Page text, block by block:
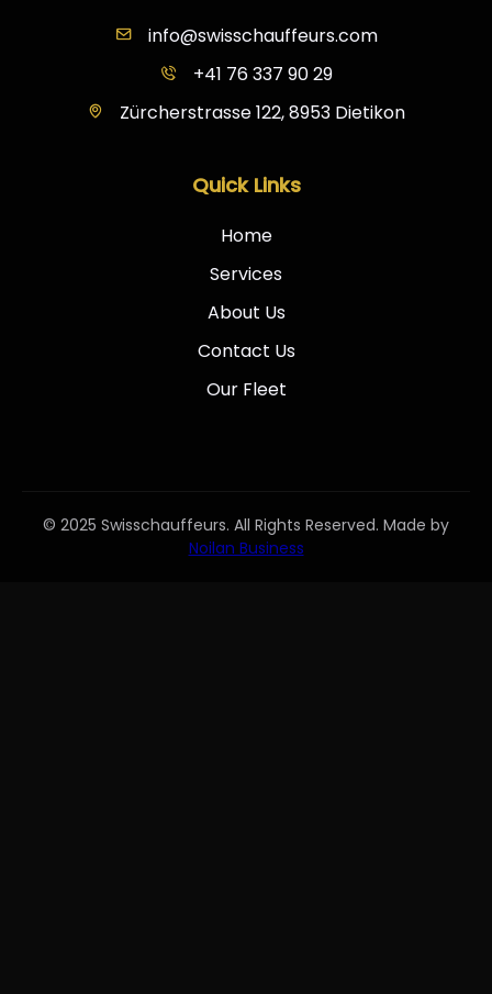
info@swisschauffeurs.com
+41 76 337 90 29
Zürcherstrasse 122, 8953 Dietikon
Quick Links
Home
Services
About Us
Contact Us
Our Fleet
© 2025 Swisschauffeurs. All Rights Reserved. Made by
Noilan Business